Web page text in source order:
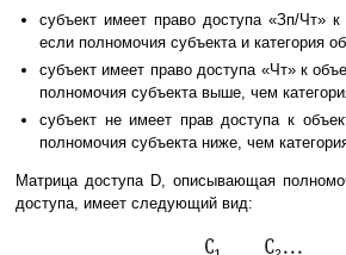
субъект имеет право доступа «Зп/Чт»
если полномочия субъекта и категория
субъект имеет право доступа «Чт» к
полномочия субъекта выше, чем
субъект не имеет прав доступа к
полномочия субъекта ниже, чем
Матрица доступа D, описывающая
доступа, имеет следующий вид: